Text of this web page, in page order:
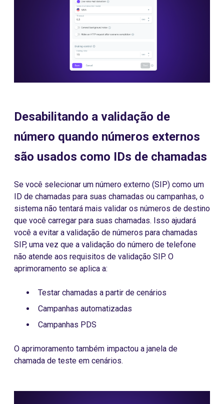
Desabilitando a validação de
número quando números externos
são usados como IDs de chamadas
Se você selecionar um número externo (SIP) como um
ID de chamadas para suas chamadas ou campanhas, o
sistema não tentará mais validar os números de destino
que você carregar para suas chamadas. Isso ajudará
você a evitar a validação de números para chamadas
SIP, uma vez que a validação do número de telefone
não atende aos requisitos de validação SIP. O
aprimoramento se aplica a:
Testar chamadas a partir de cenários
Campanhas automatizadas
Campanhas PDS
O aprimoramento também impactou a janela de
chamada de teste em cenários.